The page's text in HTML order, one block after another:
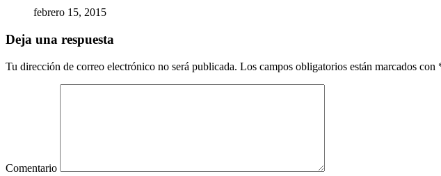
febrero 15, 2015
Deja una respuesta
Tu dirección de correo electrónico no será publicada. Los campos obligatorios están marcados con
Comentario